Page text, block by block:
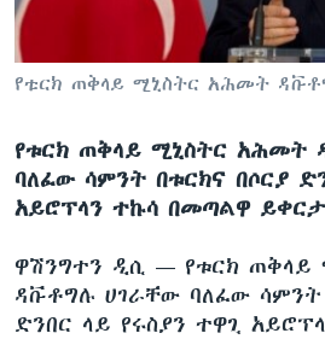
ቋንቋዎች
የቱርክ ጠቅላይ ሚኒስትር አሕመት
የቱርክ ጠቅላይ ሚኒስትር አሕመት
ባለፈው ሳምንት በቱርክና በሶርያ
አይሮፕላን ተኩሳ በመጣልዋ
ዋሽንግተን ዲሲ — የቱርክ
ዳቩቶግሉ ሀገራቸው ባለፈው ሳምንት
ድንበር ላይ የሩስያን ተዋጊ